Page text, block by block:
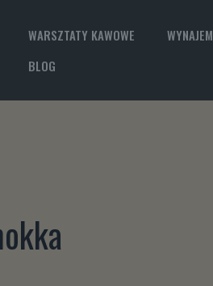
WARSZTATY KAWOWE WYNAJEM
BLOG